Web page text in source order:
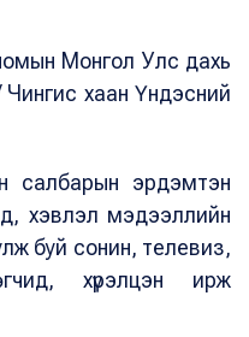
номын Монгол Улс дахь
хаан Үндэсний
салбарын эрдэмтэн
хэвлэл мэдээллийн
буй сонин, телевиз,
хүрэлцэн ирж